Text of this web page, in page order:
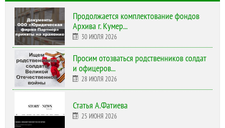
Продолжается комплектование фондов
Архива г. Кумер...
30 ИЮЛЯ 2026
Просим отозваться родственников солдат
и офицеров...
28 ИЮЛЯ 2026
Статья А.Фатиева
25 ИЮНЯ 2026